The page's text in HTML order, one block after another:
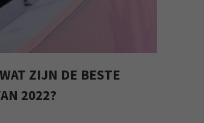
ZIJN DE BESTE
2022?